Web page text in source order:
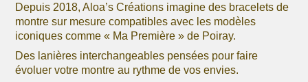
Depuis 2018, Aloa’s Créations imagine des bracelets de
montre sur mesure compatibles avec les modèles
iconiques comme « Ma Première » de Poiray.
Des lanières interchangeables pensées pour faire
évoluer votre montre au rythme de vos envies.